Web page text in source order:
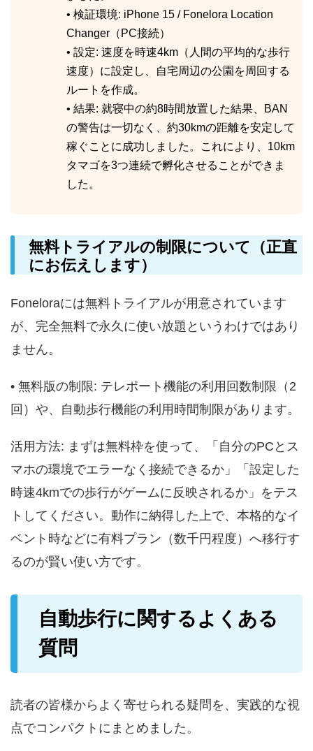
• 検証環境: iPhone 15 / Fonelora Location
Changer（PC接続）
• 設定: 速度を時速4km（人間の平均的な歩行
速度）に設定し、自宅周辺の公園を周回する
ルートを作成。
• 結果: 就寝中の約8時間放置した結果、BAN
の警告は一切なく、約30kmの距離を安定して
稼ぐことに成功しました。これにより、10km
タマゴを3つ連続で孵化させることができま
した。
無料トライアルの制限について（正直
にお伝えします）
Foneloraには無料トライアルが用意されています
が、完全無料で永久に使い放題というわけではあり
ません。
• 無料版の制限: テレポート機能の利用回数制限（2
回）や、自動歩行機能の利用時間制限があります。
活用方法: まずは無料枠を使って、「自分のPCとス
マホの環境でエラーなく接続できるか」「設定した
時速4kmでの歩行がゲームに反映されるか」をテス
トしてください。動作に納得した上で、本格的なイ
ベント時などに有料プラン（数千円程度）へ移行す
るのが賢い使い方です。
自動歩行に関するよくある
質問
読者の皆様からよく寄せられる疑問を、実践的な視
点でコンパクトにまとめました。